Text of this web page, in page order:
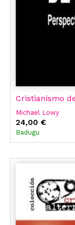
Cristianismo
Michael Lowy
24,00 €
Badugu